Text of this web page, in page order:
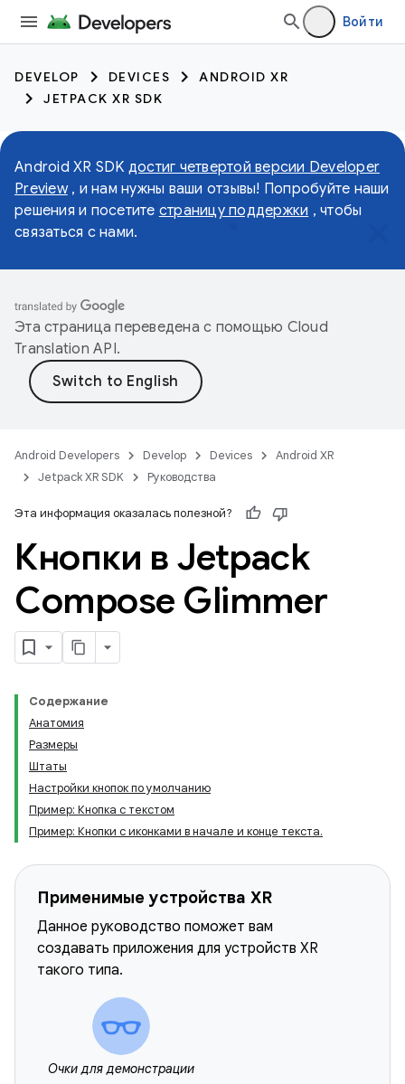
Войти
DEVELOP DEVICES
ANDROID XR
JETPACK XR SDK
Android XR SDK достиг четвертой версии Developer
Preview, и нам нужны ваши отзывы! Попробуйте наши
решения и посетите страницу поддержки , чтобы
связаться с нами.
Эта страница переведена с помощью Cloud
Translation API.
Android Developers Develop Devices
Android XR
Jetpack XR SDK
Руководства
Эта информация оказалась полезной?
Кнопки в Jetpack
Compose Glimmer
Содержание
Анатомия
Размеры
Штаты
Настройки кнопок по умолчанию
Пример: Кнопка с текстом
Пример: Кнопки с иконками в начале и конце текста.
Применимые устройства XR
Данное руководство поможет вам
создавать приложения для устройств XR
такого типа.
Очки для демонстрации